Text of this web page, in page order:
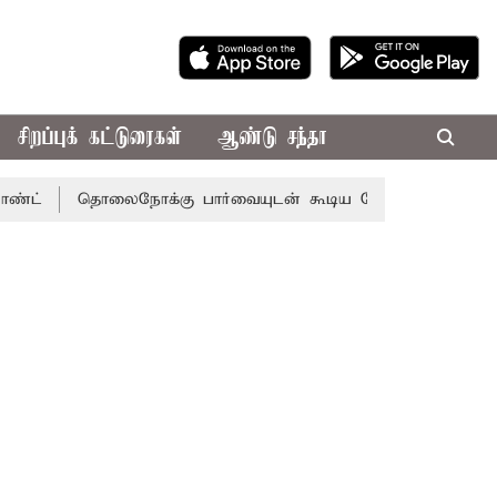
சிறப்புக் கட்டுரைகள் ஆண்டு சந்தா
தொலைநோக்கு பார்வையுடன் கூடிய வேளாண் பட்ஜெட்: முதல்-